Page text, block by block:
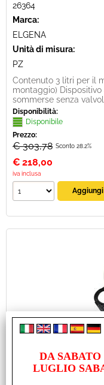
26364
Marca:
ELGENA
Unità di misura:
PZ
Contenuto 3 litri per il
montaggio)
sommerse senza
Disponibilità:
Disponibile
Prezzo:
€ 303,78 Sconto 28.2%
€ 218,00
iva inclusa
BOILER
26365
DA
LUGLIO